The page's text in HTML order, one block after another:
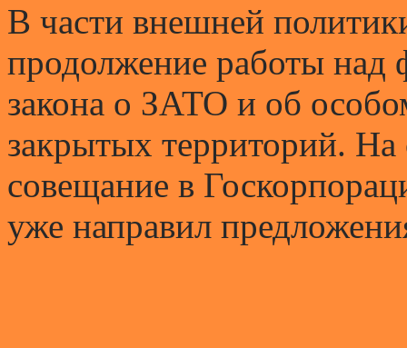
В части внешней
продолжение работы над
закона о ЗАТО и об
закрытых территорий. На
совещание в
уже направил